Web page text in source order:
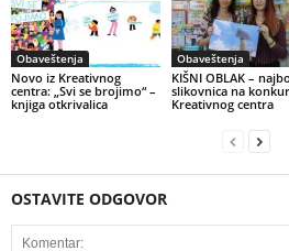
Obaveštenja
Novo iz Kreativnog
centra: „Svi se brojimo“ –
knjiga otkrivalica
Obaveštenja
KIŠNI OBLAK –
slikovnica na
Kreativnog centra
OSTAVITE ODGOVOR